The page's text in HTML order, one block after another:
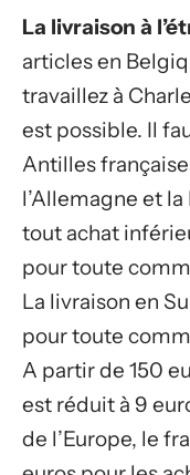
La livraison à
articles en
travaillez à
est possible. Il
Antilles
l’Allemagne et
tout achat
pour toute
La livraison en
pour toute
A partir de 150
est réduit à 9
de l’Europe, le